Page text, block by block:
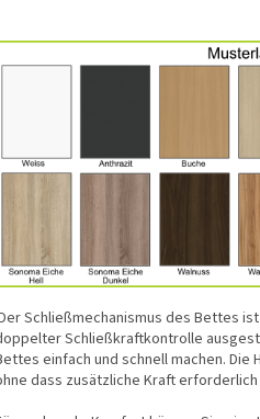
Schließmechanismus des Bettes
Schließkraftkontrolle
einfach und schnell machen.
dass zusätzliche Kraft